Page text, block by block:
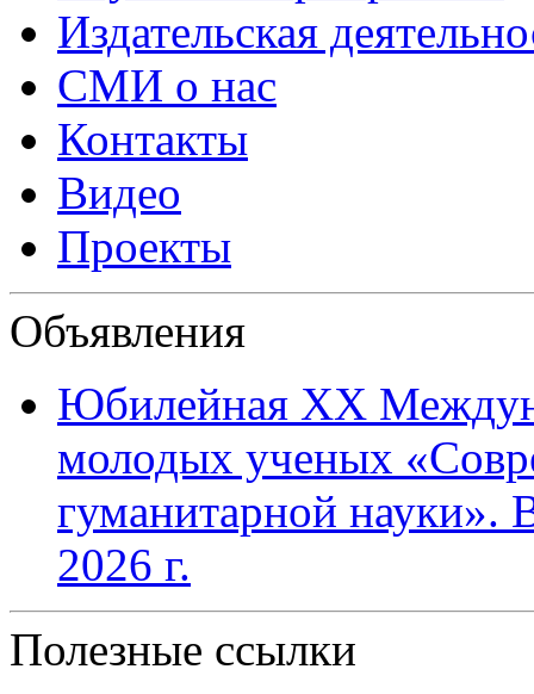
Издательская
СМИ о нас
Контакты
Видео
Проекты
Объявления
Юбилейная XХ
молодых ученых
гуманитарной науки».
2026 г.
Полезные ссылки